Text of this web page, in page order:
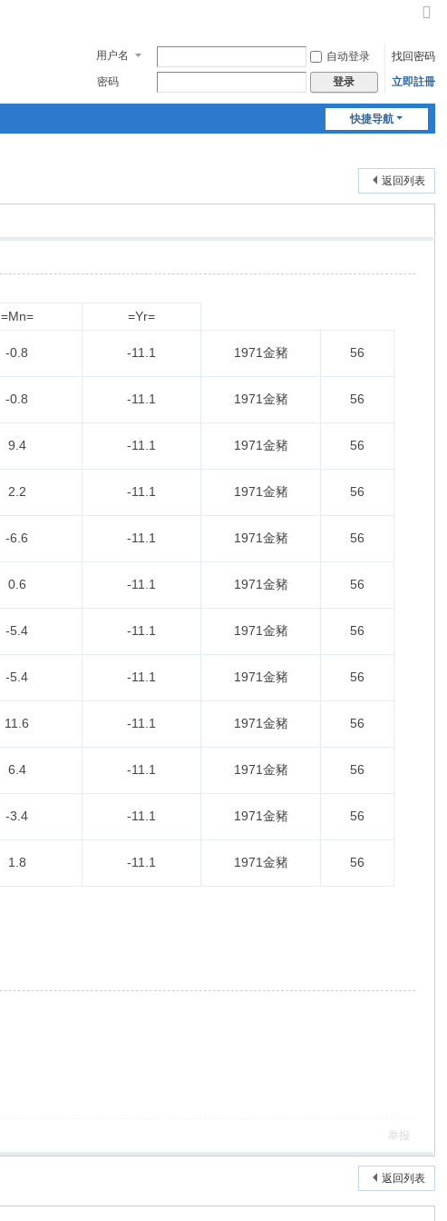
到
窄
用户名 自动登录
找回密码
密码
登录 立即註冊
快捷导航
返回列表
=Mn= =Yr=
-0.8 -11.1 1971金豬 56
-0.8 -11.1 1971金豬 56
9.4 -11.1 1971金豬 56
2.2 -11.1 1971金豬 56
-6.6 -11.1 1971金豬 56
0.6 -11.1 1971金豬 56
-5.4 -11.1 1971金豬 56
-5.4 -11.1 1971金豬 56
11.6 -11.1 1971金豬 56
6.4 -11.1 1971金豬 56
-3.4 -11.1 1971金豬 56
1.8 -11.1 1971金豬 56
举报
返回列表